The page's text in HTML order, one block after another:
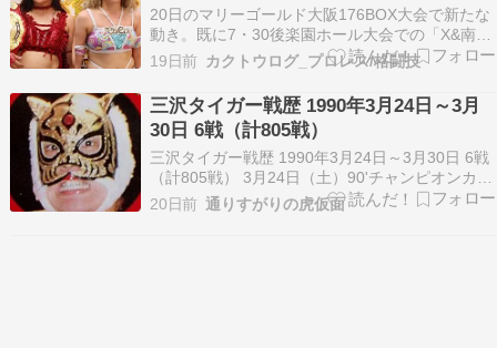
20日のマリーゴールド大阪176BOX大会で新たな
動き。既に7・30後楽園ホール大会での「X&南小
桃vs.Sareee&Chi Chi」が発表されていたが、小
桃がメイン後にリングイン。青野未来をパー...
The post 青野未来＆南小桃vs.Sareee＆Chi Chiが
決…
19日前 カクトウログ_プロレス/格闘技
三沢タイガー戦歴 1990年3月24日～3月
30日 6戦（計805戦）
三沢タイガー戦歴 1990年3月24日～3月30日 6戦
（計805戦） 3月24日（土）90'チャンピオンカー
ニバル 第1戦東京・後楽園ホール30分1本勝負○ダ
ニー・クロファット、ダグ・ファーナス（16分27
20日前 通りすがりの虎仮面